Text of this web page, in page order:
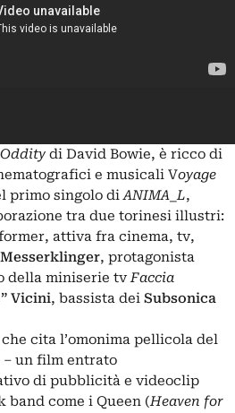
di David Bowie, è ricco di
e musicali Voyage
primo singolo diANIMA_L,
tra due torinesi illustri:
attiva fra cinema, tv,
, protagonista
della miniserie tvFaccia
Vicini, bassista dei Subsonica
cita l’omonima pellicola del
– un film entrato
di pubblicità e videoclip
band come i Queen (Heaven for